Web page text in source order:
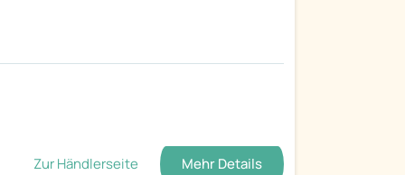
Zur Händlerseite Mehr Details